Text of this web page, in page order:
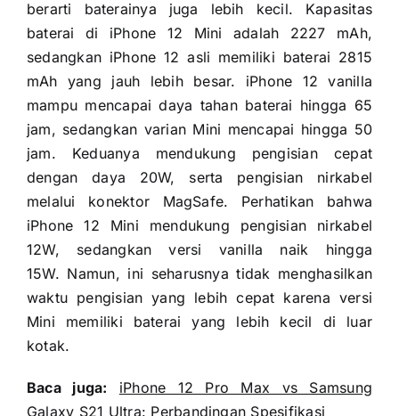
berarti baterainya juga lebih kecil. Kapasitas
baterai di iPhone 12 Mini adalah 2227 mAh,
sedangkan iPhone 12 asli memiliki baterai 2815
mAh yang jauh lebih besar. iPhone 12 vanilla
mampu mencapai daya tahan baterai hingga 65
jam, sedangkan varian Mini mencapai hingga 50
jam. Keduanya mendukung pengisian cepat
dengan daya 20W, serta pengisian nirkabel
melalui konektor MagSafe. Perhatikan bahwa
iPhone 12 Mini mendukung pengisian nirkabel
12W, sedangkan versi vanilla naik hingga
15W. Namun, ini seharusnya tidak menghasilkan
waktu pengisian yang lebih cepat karena versi
Mini memiliki baterai yang lebih kecil di luar
kotak.
Baca juga:
iPhone 12 Pro Max vs Samsung
Galaxy S21 Ultra: Perbandingan Spesifikasi